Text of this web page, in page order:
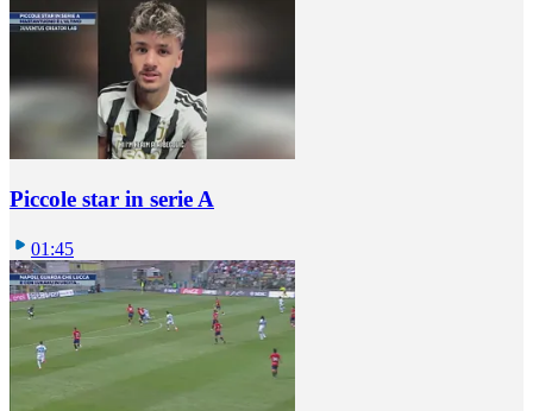
Piccole star in serie A
01:45